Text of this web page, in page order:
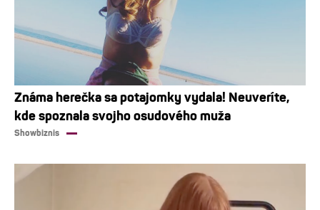
Známa herečka sa potajomky vydala! Neuveríte,
kde spoznala svojho osudového muža
Showbiznis